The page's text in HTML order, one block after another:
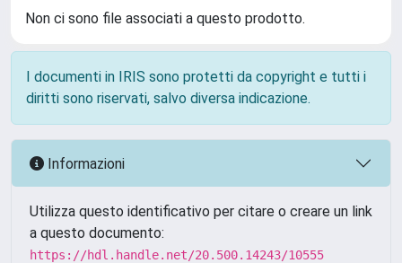
Non ci sono file associati a questo prodotto.
I documenti in IRIS sono protetti da copyright e tutti i
diritti sono riservati, salvo diversa indicazione.
Informazioni
Utilizza questo identificativo per citare o creare un link
a questo documento:
https://hdl.handle.net/20.500.14243/10555